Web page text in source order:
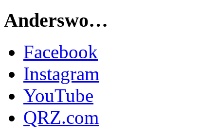
Anderswo…
Facebook
Instagram
YouTube
QRZ.com